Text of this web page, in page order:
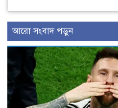
আরো সংবাদ পড়ুন